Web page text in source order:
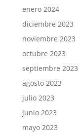
enero 2024
diciembre 2023
noviembre 2023
octubre 2023
septiembre 2023
agosto 2023
julio 2023
junio 2023
mayo 2023